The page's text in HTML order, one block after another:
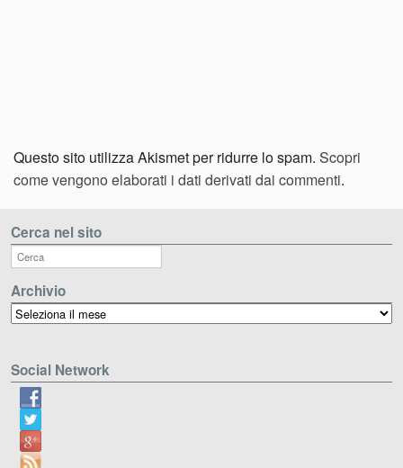
Questo sito utilizza Akismet per ridurre lo spam. Scopri
come vengono elaborati i dati derivati dai commenti.
Cerca nel sito
Archivio
Archivio
Social Network